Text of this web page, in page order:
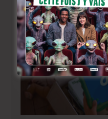
5 jours ago